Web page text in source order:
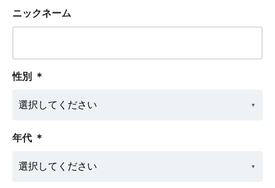
ニックネーム
性別 ＊
年代 ＊